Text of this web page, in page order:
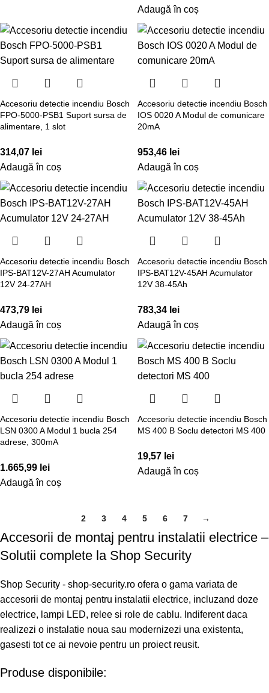
Adaugă în coș
Accesoriu detectie incendiu Bosch
FPO-5000-PSB1 Suport sursa de
alimentare, 1 slot
314,07 lei
Adaugă în coș
Accesoriu detectie incendiu Bosch
IOS 0020 A Modul de comunicare
20mA
953,46 lei
Adaugă în coș
Accesoriu detectie incendiu Bosch
IPS-BAT12V-27AH Acumulator
12V 24-27AH
473,79 lei
Adaugă în coș
Accesoriu detectie incendiu Bosch
IPS-BAT12V-45AH Acumulator
12V 38-45Ah
783,34 lei
Adaugă în coș
Accesoriu detectie incendiu Bosch
LSN 0300 A Modul 1 bucla 254
adrese, 300mA
1.665,99 lei
Adaugă în coș
Accesoriu detectie incendiu Bosch
MS 400 B Soclu detectori MS 400
19,57 lei
Adaugă în coș
2 3 4 5 6 7 →
Accesorii de montaj pentru instalatii electrice –
Solutii complete la Shop Security
Shop Security - shop-security.ro ofera o gama variata de
accesorii de montaj pentru instalatii electrice, incluzand doze
electrice, lampi LED, relee si role de cablu. Indiferent daca
realizezi o instalatie noua sau modernizezi una existenta,
gasesti tot ce ai nevoie pentru un proiect reusit.
Produse disponibile: